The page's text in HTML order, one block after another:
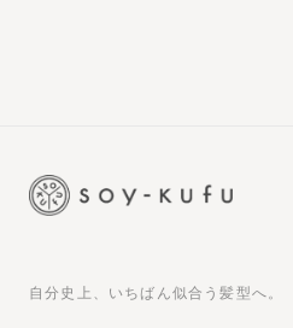
自分史上、いちばん似合う髪型へ。